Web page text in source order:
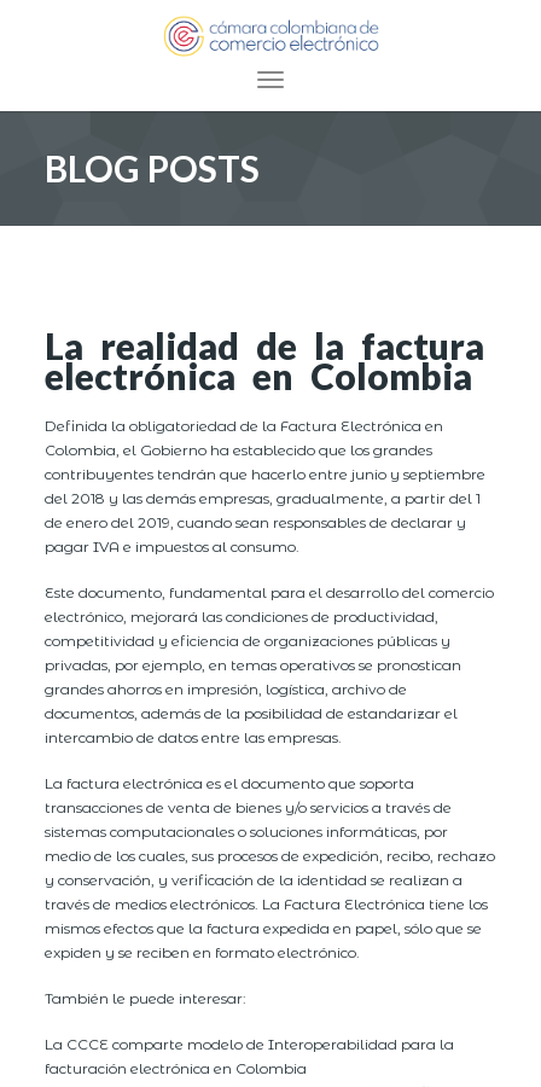
Toggle navigation
BLOG POSTS
La realidad de la factura
electrónica en Colombia
Definida la obligatoriedad de la Factura Electrónica en
Colombia, el Gobierno ha establecido que los grandes
contribuyentes tendrán que hacerlo entre junio y septiembre
del 2018 y las demás empresas, gradualmente, a partir del 1
de enero del 2019, cuando sean responsables de declarar y
pagar IVA e impuestos al consumo.
Este documento, fundamental para el desarrollo del comercio
electrónico, mejorará las condiciones de productividad,
competitividad y eficiencia de organizaciones públicas y
privadas, por ejemplo, en temas operativos se pronostican
grandes ahorros en impresión, logística, archivo de
documentos, además de la posibilidad de estandarizar el
intercambio de datos entre las empresas.
La factura electrónica es el documento que soporta
transacciones de venta de bienes y/o servicios a través de
sistemas computacionales o soluciones informáticas, por
medio de los cuales, sus procesos de expedición, recibo, rechazo
y conservación, y verificación de la identidad se realizan a
través de medios electrónicos. La Factura Electrónica tiene los
mismos efectos que la factura expedida en papel, sólo que se
expiden y se reciben en formato electrónico.
También le puede interesar:
La CCCE comparte modelo de Interoperabilidad para la
facturación electrónica en Colombia